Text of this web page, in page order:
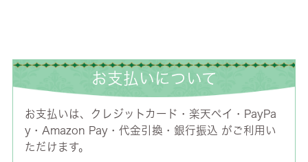
お支払いについて
お支払いは、クレジットカード・楽天ペイ・PayPa
y・Amazon Pay・代金引換・銀行振込 がご利用い
ただけます。